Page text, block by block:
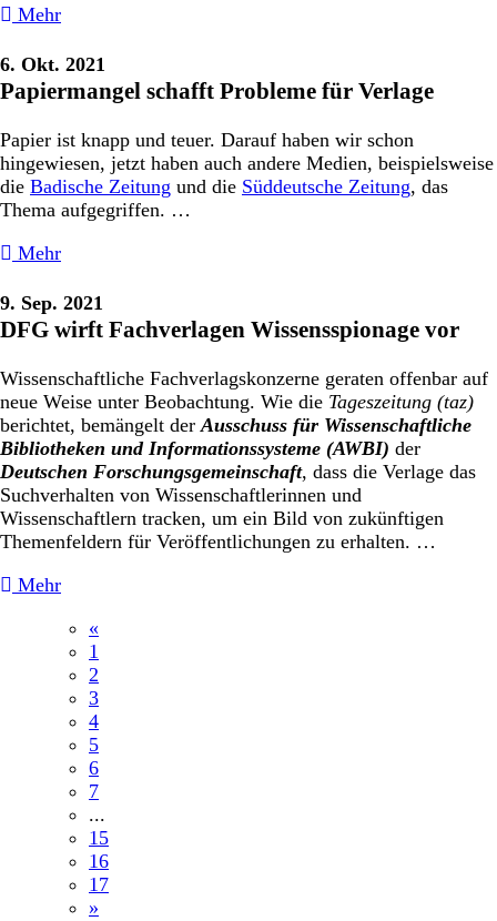
Mehr
6. Okt. 2021
Papiermangel schafft Probleme für Verlage
Papier ist knapp und teuer. Darauf haben wir schon
hingewiesen, jetzt haben auch andere Medien, beispielsweise
die Badische Zeitung und die Süddeutsche Zeitung, das
Thema aufgegriffen. …
Mehr
9. Sep. 2021
DFG wirft Fachverlagen Wissensspionage vor
Wissenschaftliche Fachverlagskonzerne geraten offenbar auf
neue Weise unter Beobachtung. Wie die Tageszeitung (taz)
berichtet, bemängelt derAusschuss für Wissenschaftliche
Bibliotheken und Informationssysteme (AWBI) der
Deutschen Forschungsgemeinschaft, dass die Verlage das
Suchverhalten von Wissenschaftlerinnen und
Wissenschaftlern tracken, um ein Bild von zukünftigen
Themenfeldern für Veröffentlichungen zu erhalten. …
Mehr
«
1
2
3
4
5
6
7
...
15
16
17
»